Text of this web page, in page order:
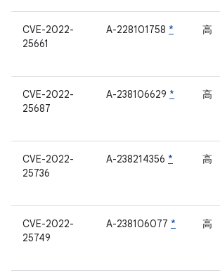
CVE-2022-
25661
A-228101758 * 高
CVE-2022-
25687
A-238106629 * 高
CVE-2022-
25736
A-238214356 * 高
CVE-2022-
25749
A-238106077 * 高